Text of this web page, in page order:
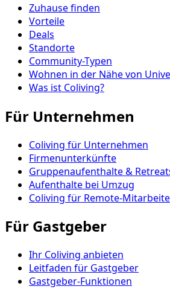
Zuhause finden
Vorteile
Deals
Standorte
Community-Typen
Wohnen in der Nähe von
Was ist Coliving?
Für Unternehmen
Coliving für Unternehmen
Firmenunterkünfte
Gruppenaufenthalte &
Aufenthalte bei Umzug
Coliving für Remote-
Für Gastgeber
Ihr Coliving anbieten
Leitfaden für Gastgeber
Gastgeber-Funktionen